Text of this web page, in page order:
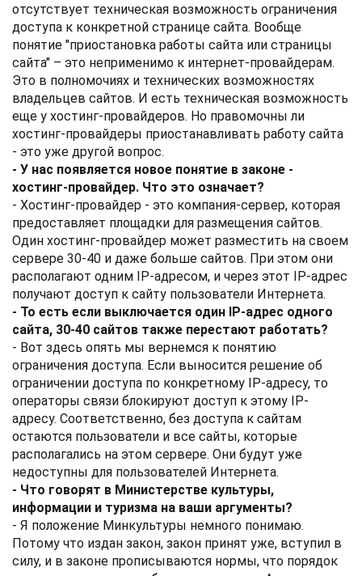
отсутствует техническая возможность ограничения
доступа к конкретной странице сайта. Вообще
понятие "приостановка работы сайта или страницы
сайта" – это неприменимо к интернет-провайдерам.
Это в полномочиях и технических возможностях
владельцев сайтов. И есть техническая возможность
еще у хостинг-провайдеров. Но правомочны ли
хостинг-провайдеры приостанавливать работу сайта
- это уже другой вопрос.
- У нас появляется новое понятие в законе -
хостинг-провайдер. Что это означает?
- Хостинг-провайдер - это компания-сервер, которая
предоставляет площадки для размещения сайтов.
Один хостинг-провайдер может разместить на своем
сервере 30-40 и даже больше сайтов. При этом они
располагают одним IP-адресом, и через этот IP-адрес
получают доступ к сайту пользователи Интернета.
- То есть если выключается один IP-адрес одного
сайта, 30-40 сайтов также перестают работать?
- Вот здесь опять мы вернемся к понятию
ограничения доступа. Если выносится решение об
ограничении доступа по конкретному IP-адресу, то
операторы связи блокируют доступ к этому IP-
адресу. Соответственно, без доступа к сайтам
остаются пользователи и все сайты, которые
располагались на этом сервере. Они будут уже
недоступны для пользователей Интернета.
- Что говорят в Министерстве культуры,
информации и туризма на ваши аргументы?
- Я положение Минкультуры немного понимаю.
Потому что издан закон, закон принят уже, вступил в
силу, и в законе прописываются нормы, что порядок